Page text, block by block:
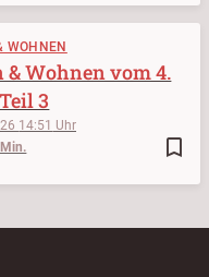
WOHNEN
bookmark_border
14:51
& Wohnen vom 4.
3